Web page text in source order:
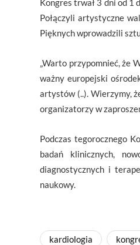
Połączyli artystyczne
Pięknych wprowadzili
„Warto przypomnieć, że
ważny europejski
artystów (..). Wierzymy,
organizatorzy w
Podczas tegorocznego
badań klinicznych,
diagnostycznych i
naukowy.
kardiologia